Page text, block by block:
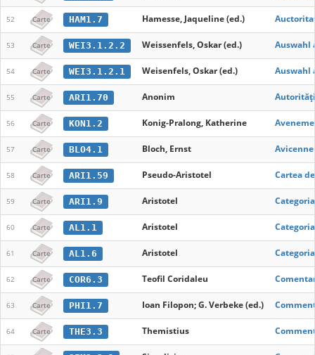
52 Carte HAM1.7 Hamesse, Jaqueline (ed.)
53 Carte WEI3.1.2.2 Weissenfels, Oskar (ed.) Auswahl
54 Carte WEI3.1.2.1 Weisenfels, Oskar (ed.) Auswahl
55 Carte ARI1.70 Anonim
56 Carte KON1.2 Konig-Pralong, Katherine
57 Carte BLO4.1 Bloch, Ernst
58 Carte ARI1.59 Pseudo-Aristotel Cartea
59 Carte ARI1.9 Aristotel
60 Carte AL1.1 Aristotel
61 Carte AL1.6 Aristotel
62 Carte COR6.3 Teofil Coridaleu
63 Carte PHI1.7 Ioan Filopon; G. Verbeke (ed.)
64 Carte THE3.3 Themistius